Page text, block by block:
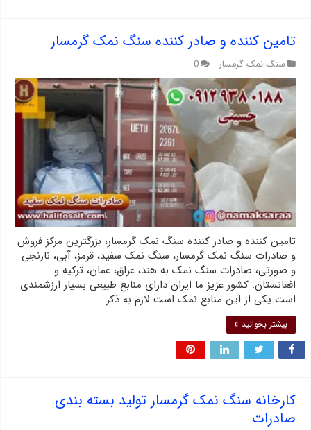
تامین کننده و صادر کننده سنگ نمک گرمسار
سنگ نمک گرمسار 0
تامین کننده و صادر کننده سنگ نمک گرمسار، بزرگترین مرکز فروش
و صادرات سنگ نمک گرمسار، سنگ نمک سفید، قرمز، آبی، نارنجی
و صورتی، صادرات سنگ نمک به هند، عراق، عمان، ترکیه و
افغانستان. کشور عزیز ما ایران دارای منابع طبیعی بسیار ارزشمندی
است یکی از این منابع نمک است لازم به ذکر …
بیشتر بخوانید »
کارخانه سنگ نمک گرمسار تولید بسته بندی
صادرات